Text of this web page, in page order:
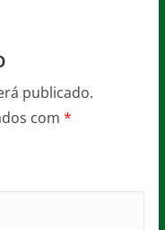
publicado.
com *